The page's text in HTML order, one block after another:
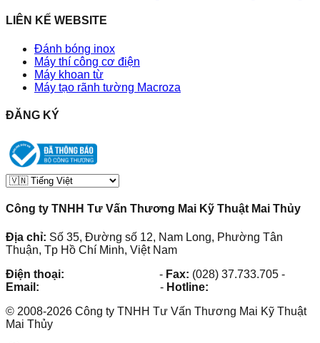
LIÊN KẾ WEBSITE
Đánh bóng inox
Máy thí công cơ điện
Máy khoan từ
Máy tạo rãnh tường Macroza
ĐĂNG KÝ
Công ty TNHH Tư Vấn Thương Mai Kỹ Thuật Mai Thủy
Địa chỉ: Số 35, Đường số 12, Nam Long, Phường Tân
Thuận, Tp Hồ Chí Minh, Việt Nam
Điện thoại:
- Fax: (028) 37.733.705 -
Email:
- Hotline:
© 2008-2026 Công ty TNHH Tư Vấn Thương Mai Kỹ Thuật
Mai Thủy